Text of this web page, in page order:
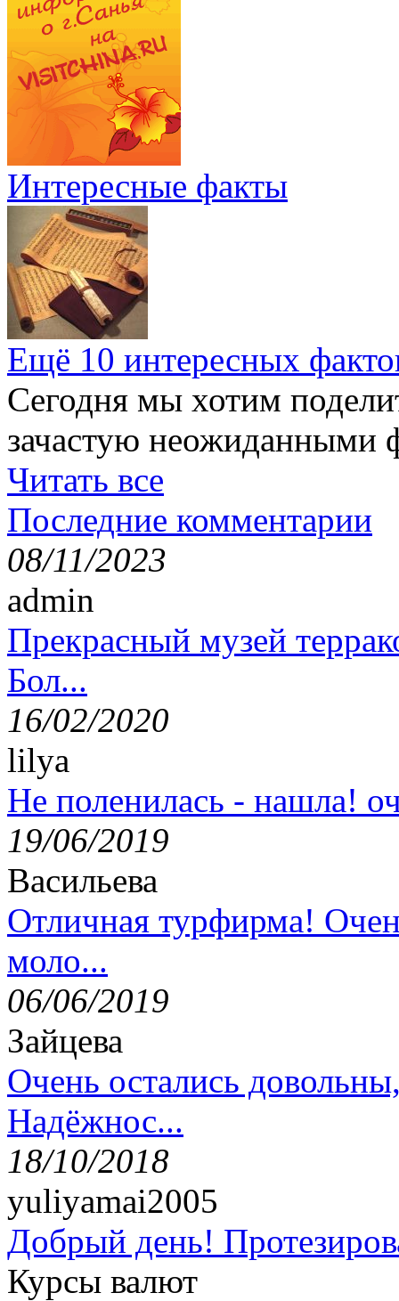
Интересные факты
Ещё 10 интересных
Сегодня мы хотим
зачастую неожиданными
Читать все
Последние комментарии
08/11/2023
admin
Прекрасный музей
Бол...
16/02/2020
lilya
Не поленилась - нашла!
19/06/2019
Васильева
Отличная турфирма!
моло...
06/06/2019
Зайцева
Очень остались
Надёжнос...
18/10/2018
yuliyamai2005
Добрый день!
Курсы валют